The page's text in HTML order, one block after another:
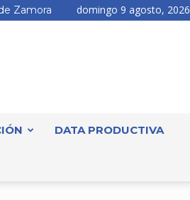
Zamora domingo 9 agosto, 2026
DATA PRODUCTIVA